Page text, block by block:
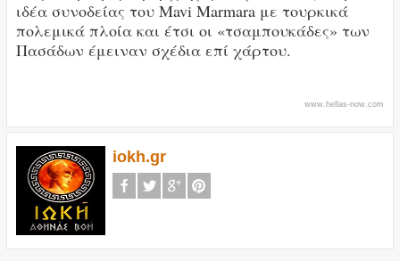
ιδέα συνοδείας του Mavi Marmara με τουρκικά
πολεμικά πλοία και έτσι οι «τσαμπουκάδες» των
Πασάδων έμειναν σχέδια επί χάρτου.
www.hellas-now.com
iokh.gr